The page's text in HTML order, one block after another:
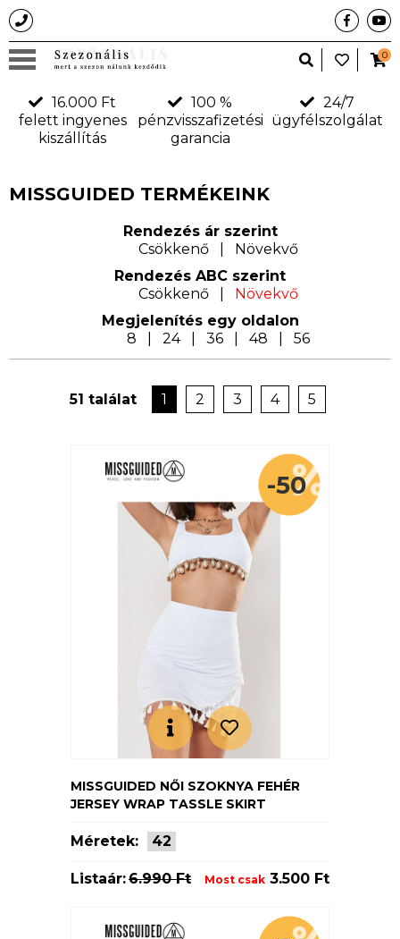
0
16.000 Ft
felett ingyenes
kiszállítás
100 %
pénzvisszafizetési
garancia
24/7
ügyfélszolgálat
MISSGUIDED TERMÉKEINK
Rendezés ár szerint
Csökkenő
Növekvő
Rendezés ABC szerint
Csökkenő
Növekvő
Megjelení­tés egy oldalon
8
24| 36 48 56
51 találat 1 2 3 4 5
-50
MISSGUIDED NŐI SZOKNYA FEHÉR
JERSEY WRAP TASSLE SKIRT
Méretek: 42
Listaár:6.990 Ft Most csak 3.500 Ft